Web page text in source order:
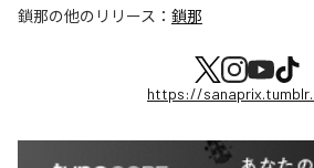
鎖那の他のリリース： 鎖那
https://